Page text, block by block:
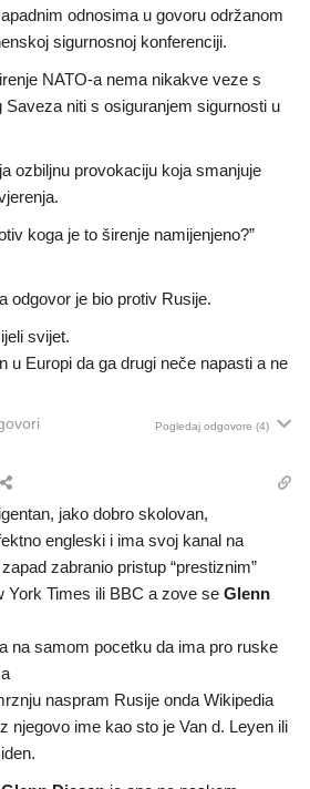
odnosima u govoru održanom
sigurnosnoj konferenciji.
NATO-a nema nikakve veze s
niti s osiguranjem sigurnosti u
ozbiljnu provokaciju koja smanjuje
koga je to širenje namijenjeno?”
odgovor je bio protiv Rusije.
svijet.
u Europi da ga drugi neče napasti a ne
Pogledaj odgovore (4)
jako dobro skolovan,
engleski i ima svoj kanal na
zabranio pristup “prestiznim”
York Times ili BBC a zove se Glenn
na samom pocetku da ima pro ruske
naspram Rusije onda Wikipedia
njegovo ime kao sto je Van d. Leyen ili